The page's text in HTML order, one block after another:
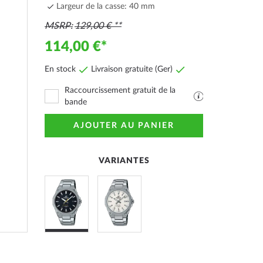
Largeur de la casse: 40 mm
MSRP 129,00 €
114,00 €
En stock Livraison gratuite (Ger)
Raccourcissement gratuit de la
bande
Fichier
AJOUTER AU PANIER
VARIANTES